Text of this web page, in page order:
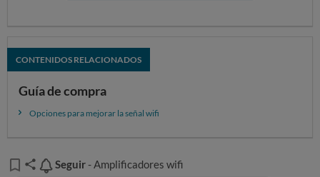
CONTENIDOS RELACIONADOS
Guía de compra
Opciones para mejorar la señal wifi
Seguir
Seguir - Amplificadores wifi